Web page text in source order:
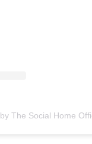
The Social Home